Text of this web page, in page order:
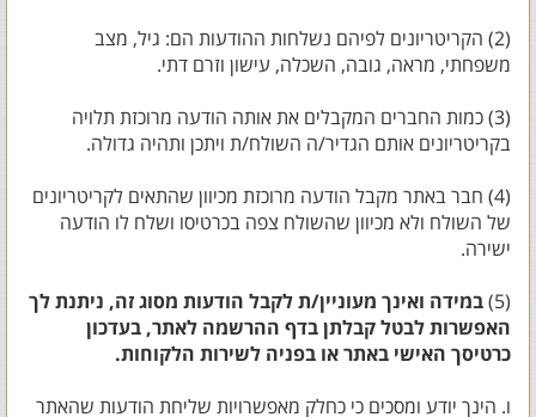
(2) הקריטריונים לפיהם נשלחות ההודעות הם: גיל, מצב
משפחתי, מראה, גובה, השכלה, עישון וזרם דתי.
(3) כמות החברים המקבלים את אותה הודעה מרוכזת תלויה
בקריטריונים אותם הגדיר/ה השולח/ת ויתכן ותהיה גדולה.
(4) חבר באתר מקבל הודעה מרוכזת מכיוון שהתאים לקריטריונים
של השולח ולא מכיוון שהשולח צפה בכרטיסו ושלח לו הודעה
ישירה.
(5)
במידה ואינך מעוניין/ת לקבל הודעות מסוג זה, ניתנת לך
האפשרות לבטל קבלתן בדף ההרשמה לאתר, בעדכון
כרטיסך האישי באתר או בפניה לשירות הלקוחות.
ו. הינך יודע ומסכים כי כחלק מאפשרויות שליחת הודעות שהאתר